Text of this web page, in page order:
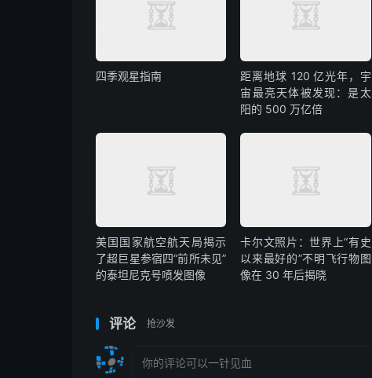
四季观星指南
距离地球 120 亿光年，宇
宙最亮天体被发现：是太
阳的 500 万亿倍
美国国家航空航天局揭示
了超巨星参宿四“前所未见”
的泰坦尼克号喷发图像
卡尔文照片：世界上“有史
以来最好的”不明飞行物图
像在 30 年后揭晓
评论 抢沙发